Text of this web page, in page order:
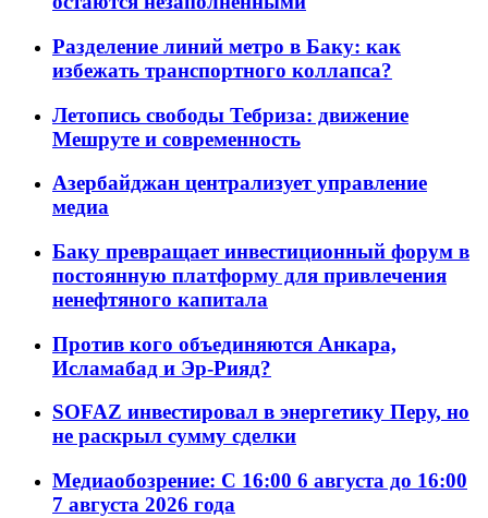
Разделение линий метро в Баку: как
избежать транспортного коллапса?
Летопись свободы Тебриза: движение
Мешруте и современность
Азербайджан централизует управление
медиа
Баку превращает инвестиционный форум в
постоянную платформу для привлечения
ненефтяного капитала
Против кого объединяются Анкара,
Исламабад и Эр-Рияд?
SOFAZ инвестировал в энергетику Перу, но
не раскрыл сумму сделки
Медиаобозрение: С 16:00 6 августа до 16:00
7 августа 2026 года